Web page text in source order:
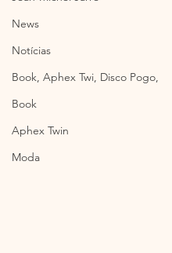
News
Notícias
Book, Aphex Twi, Disco Pogo,
Book
Aphex Twin
Moda